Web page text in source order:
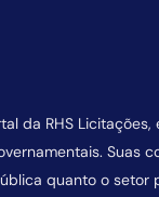
da RHS
Suas
quanto o setor